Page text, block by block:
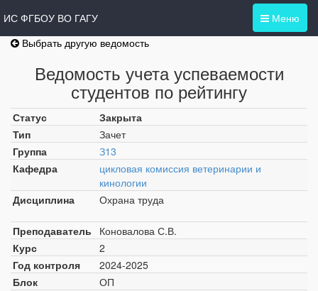
Меню
ИС ФГБОУ ВО ГАГУ
Выбрать другую ведомость
Ведомость учета успеваемости
студентов по рейтингу
Статус
Закрыта
Тип
Зачет
Группа
З13
Кафедра
цикловая комиссия ветеринарии и
кинологии
Дисциплина
Охрана труда
Преподаватель
Коновалова С.В.
Курс
2
Год контроля
2024-2025
Блок
ОП